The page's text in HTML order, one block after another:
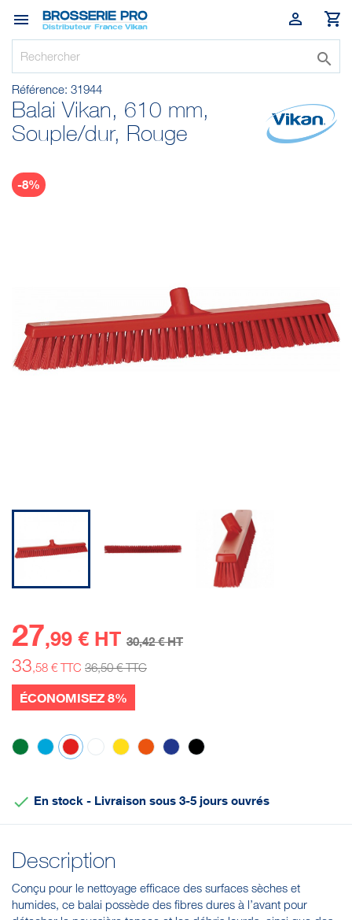
 


Référence: 31944
Balai Vikan, 610 mm,
Souple/dur, Rouge
-8%
27,99 € HT 30,42 € HT
33,58 € TTC 36,50 € TTC
ÉCONOMISEZ 8%
 En stock - Livraison sous 3-5 jours ouvrés
Description
Conçu pour le nettoyage efficace des surfaces sèches et
humides, ce balai possède des fibres dures à l’avant pour